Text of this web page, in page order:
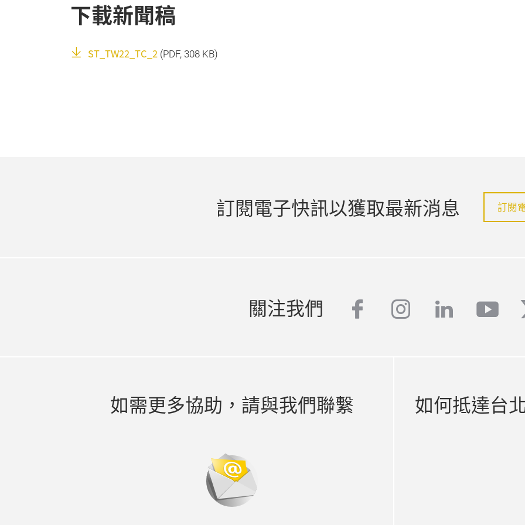
下載新聞稿
ST_TW22_TC_2 (PDF, 308 KB)
訂閱電子快訊以獲取最新消息 訂閱
關注我們 facebook
instagram
linkedin
如需更多協助，請與我們聯繫 如何抵達台